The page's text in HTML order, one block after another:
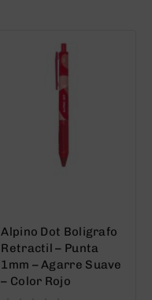
Alpino Dot Boligrafo
Retractil – Punta
1mm – Agarre Suave
– Color Rojo